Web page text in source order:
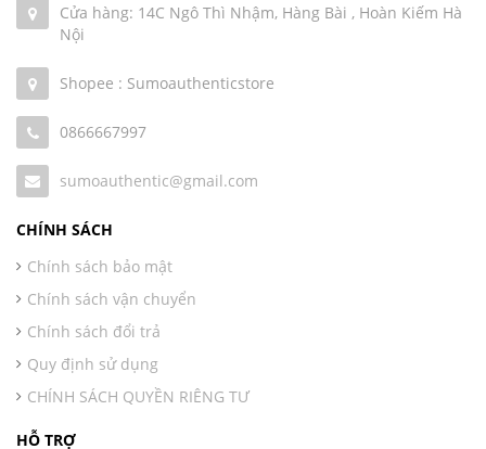
Cửa hàng: 14C Ngô Thì Nhậm, Hàng Bài , Hoàn Kiếm Hà
Nội
Shopee : Sumoauthenticstore
0866667997
sumoauthentic@gmail.com
CHÍNH SÁCH
Chính sách bảo mật
Chính sách vận chuyển
Chính sách đổi trả
Quy định sử dụng
CHÍNH SÁCH QUYỀN RIÊNG TƯ
HỖ TRỢ